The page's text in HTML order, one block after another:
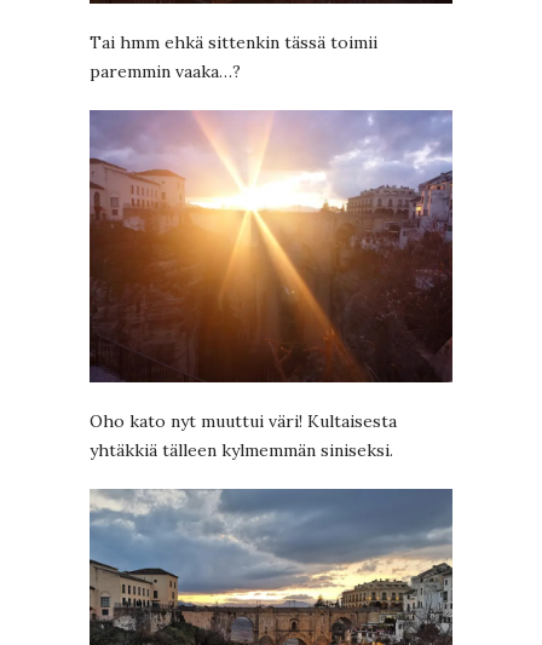
Tai hmm ehkä sittenkin tässä toimii
paremmin vaaka…?
Oho kato nyt muuttui väri! Kultaisesta
yhtäkkiä tälleen kylmemmän siniseksi.